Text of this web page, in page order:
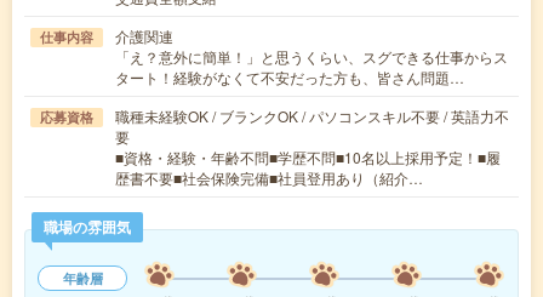
仕事内容
介護関連
「え？意外に簡単！」と思うくらい、スグできる仕事からス
タート！経験がなくて不安だった方も、皆さん問題…
応募資格
職種未経験OK / ブランクOK / パソコンスキル不要 / 英語力不
要
■資格・経験・年齢不問■学歴不問■10名以上採用予定！■履
歴書不要■社会保険完備■社員登用あり（紹介…
職場の雰囲気
年齢層